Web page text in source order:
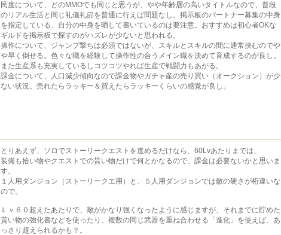
民度について、どのMMOでも同じと思うが、やや年齢層の高いタイトルなので、普段
のリアル生活と同じ礼儀礼節を普通に行えば問題なし。掲示板のパートナー募集の中身
を指定している、自分の中身を晒して書いているのは要注意。おすすめは初心者OKな
ギルドを掲示板で探すのがハズレが少ないと思われる。
操作について、ジャンプ撃ちは必須ではないが、スキルとスキルの間に通常挟むのでや
や早く倒せる。色々な職を経験して操作性の合うメイン職を決めて育成するのが良し。
また生産系も充実しているしコツコツやれば生産で戦闘力もあがる。
課金について、人口減少傾向なので課金物やガチャ産の売り買い（オークション）が少
ない状況。売れたらラッキー＆買えたらラッキーくらいの感覚が良し。
とりあえず、ソロでストーリークエストを進めるだけなら、60Lvあたりまでは、
装備も拾い物やクエストでの貰い物だけで何とかなるので、課金は必要ないかと思いま
す。
１人用ダンジョン（ストーリークエ用）と、５人用ダンジョンでは敵の硬さが桁違いな
ので。
Ｌｖ６０超えたあたりで、敵がかなり強くなったように感じますが、それまでに貯めた
貰い物の強化書などを使ったり、複数の同じ武器を重ね合わせる「進化」を使えば、あ
っさり超えられるかも？。